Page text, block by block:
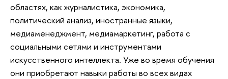
областях, как журналистика, экономика,
политический анализ, иностранные языки,
медиаменеджмент, медиамаркетинг, работа с
социальными сетями и инструментами
искусственного интеллекта. Уже во время обучения
они приобретают навыки работы во всех видах